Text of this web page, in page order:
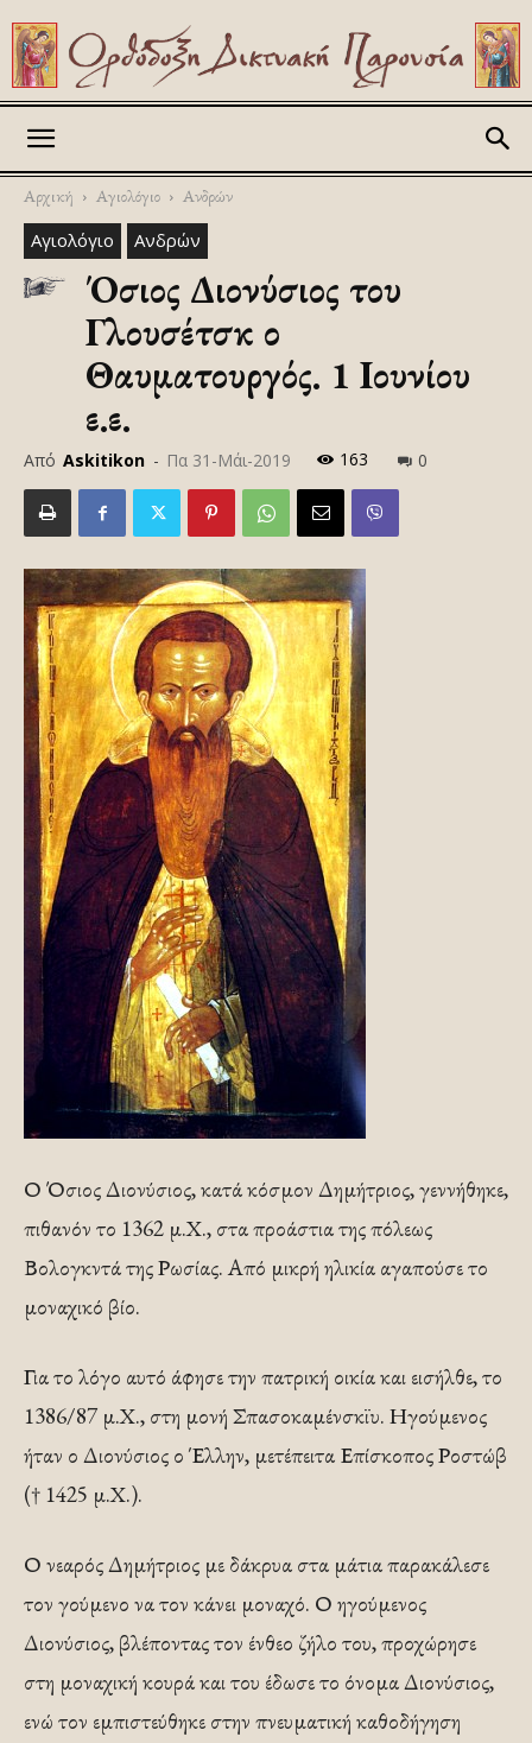
Αρχική Αγιολόγιο Ανδρών
Αγιολόγιο Ανδρών
Όσιος Διονύσιος του
Γλουσέτσκ ο
Θαυματουργός. 1 Ιουνίου
ε.ε.
Από Askitikon - Πα 31-Μάι-2019 163 0
Ο Όσιος Διονύσιος, κατά κόσμον Δημήτριος, γεννήθηκε,
πιθανόν το 1362 μ.Χ., στα προάστια της πόλεως
Βολογκντά της Ρωσίας. Από μικρή ηλικία αγαπούσε το
μοναχικό βίο.
Για το λόγο αυτό άφησε την πατρική οικία και εισήλθε, το
1386/87 μ.Χ., στη μονή Σπασοκαμένσκϊυ. Ηγούμενος
ήταν ο Διονύσιος ο Έλλην, μετέπειτα Επίσκοπος Ροστώβ
(† 1425 μ.Χ.).
Ο νεαρός Δημήτριος με δάκρυα στα μάτια παρακάλεσε
τον γούμενο να τον κάνει μοναχό. Ο ηγούμενος
Διονύσιος, βλέποντας τον ένθεο ζήλο του, προχώρησε
στη μοναχική κουρά και του έδωσε το όνομα Διονύσιος,
ενώ τον εμπιστεύθηκε στην πνευματική καθοδήγηση